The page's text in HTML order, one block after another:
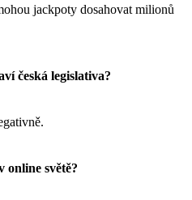
jackpoty dosahovat milionů
česká legislativa?
online světě?